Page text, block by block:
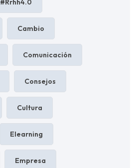
#rrhh4.0
Cambio
Comunicación
Consejos
Cultura
Elearning
Empresa